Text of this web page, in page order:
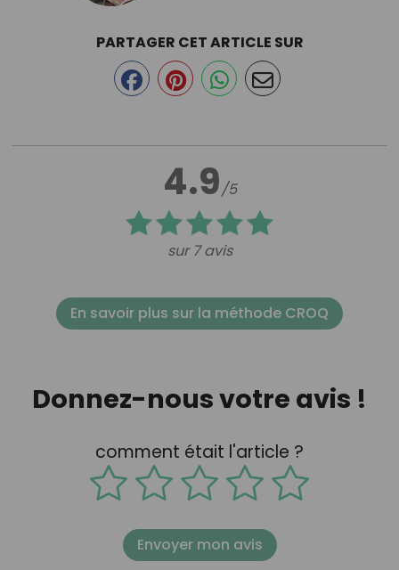
4.9/5
sur 7 avis
PARTAGER CET ARTICLE SUR
En savoir plus sur la méthode CROQ
Donnez-nous votre avis !
comment était l'article ?
Envoyer mon avis